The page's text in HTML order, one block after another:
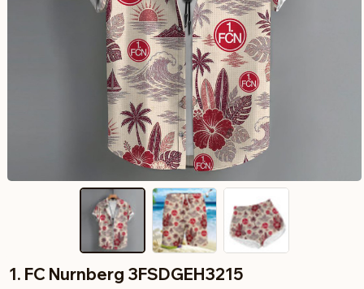
1. FC Nurnberg 3FSDGEH3215